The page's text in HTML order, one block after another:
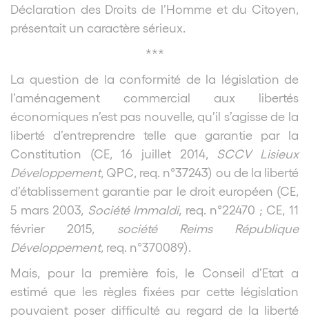
Déclaration des Droits de l’Homme et du Citoyen,
présentait un caractère sérieux.
***
La question de la conformité de la législation de
l’aménagement commercial aux libertés
économiques n’est pas nouvelle, qu’il s’agisse de la
liberté d’entreprendre telle que garantie par la
Constitution (CE, 16 juillet 2014, SCCV Lisieux
Développement, QPC, req. n°37243) ou de la liberté
d’établissement garantie par le droit européen (CE,
5 mars 2003, Société Immaldi, req. n°22470 ; CE, 11
février 2015, société Reims République
Développement, req. n°370089).
Mais, pour la première fois, le Conseil d’Etat a
estimé que les règles fixées par cette législation
pouvaient poser difficulté au regard de la liberté